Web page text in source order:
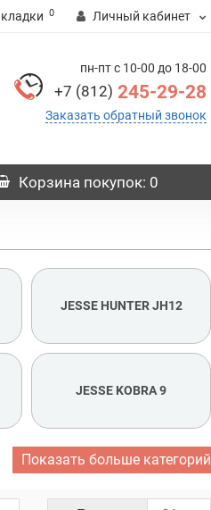
0 Личный кабинет
пн-пт с 10-00 до 18-00
+7 (812) 245-29-28
Заказать обратный звонок
Корзина покупок: 0
JESSE HUNTER JH12
JESSE KOBRA 9
JESSE SADDLE JE8
Показать больше категорий